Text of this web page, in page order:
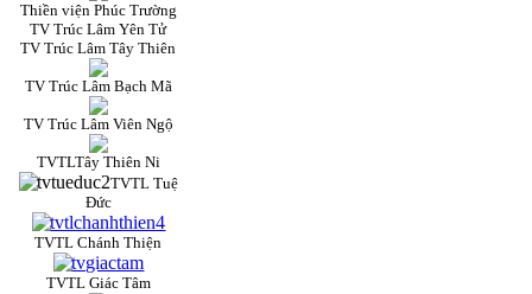
Thiền viện Phúc Trường
TV Trúc Lâm Yên Tử
TV Trúc Lâm Tây Thiên
TV Trúc Lâm Bạch Mã
TV Trúc Lâm Viên Ngộ
TVTLTây Thiên Ni
TVTL Tuệ
Đức
TVTL Chánh Thiện
TVTL Giác Tâm